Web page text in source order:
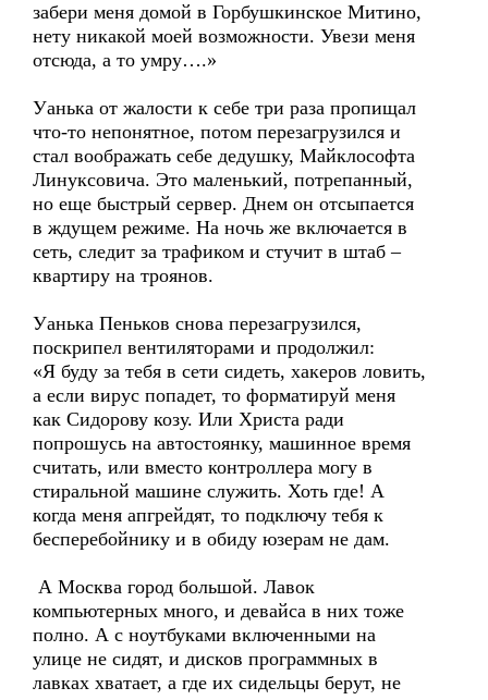
забери меня домой в Горбушкинское Митино,
нету никакой моей возможности. Увези меня
отсюда, а то умру….»
Уанька от жалости к себе три раза пропищал
что-то непонятное, потом перезагрузился и
стал воображать себе дедушку, Майклософта
Линуксовича. Это маленький, потрепанный,
но еще быстрый сервер. Днем он отсыпается
в ждущем режиме. На ночь же включается в
сеть, следит за трафиком и стучит в штаб –
квартиру на троянов.
Уанька Пеньков снова перезагрузился,
поскрипел вентиляторами и продолжил:
«Я буду за тебя в сети сидеть, хакеров ловить,
а если вирус попадет, то форматируй меня
как Сидорову козу. Или Христа ради
попрошусь на автостоянку, машинное время
считать, или вместо контроллера могу в
стиральной машине служить. Хоть где! А
когда меня апгрейдят, то подключу тебя к
бесперебойнику и в обиду юзерам не дам.
А Москва город большой. Лавок
компьютерных много, и девайса в них тоже
полно. А с ноутбуками включенными на
улице не сидят, и дисков программных в
лавках хватает, а где их сидельцы берут, не